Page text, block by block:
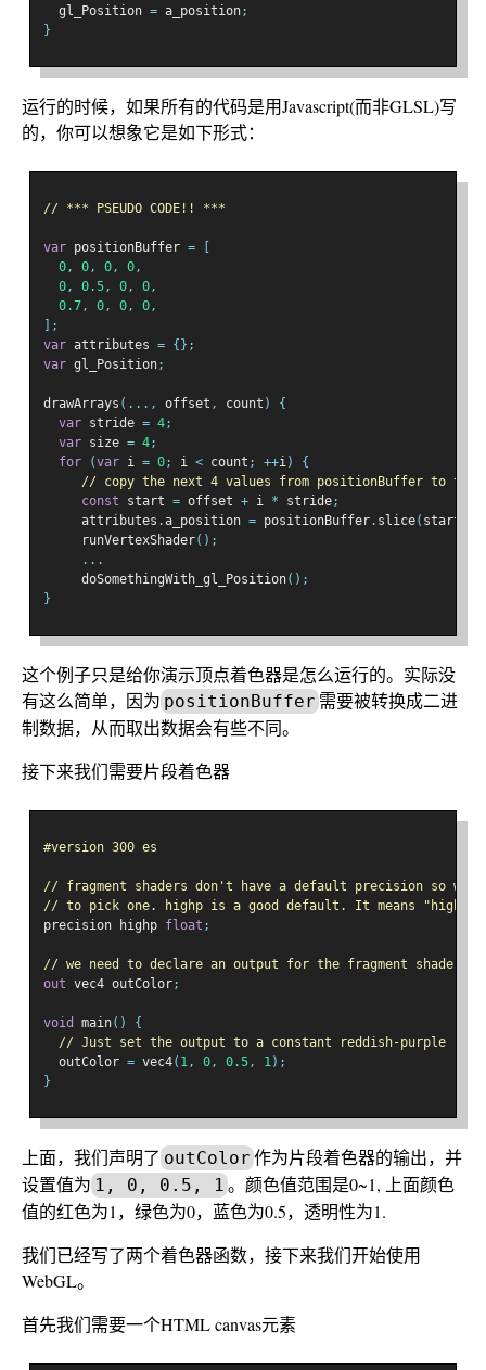
  gl_Position
= a_position;
}
运行的时候，如果所有的代码是用Javascript(而非GLSL)写
的，你可以想象它是如下形式：
// *** PSEUDO CODE!! ***
var positionBuffer =
0, 0, 0, 0,
0, 0.5, 0, 0,
0.7, 0, 0, 0,
];
var attributes = {};
var gl_Position;
drawArrays (..., offset , count )
{
var stride = 4;
var size = 4;
for
(var i = 0; i < count ; ++i)
{
// copy the next 4 values from positionBuffer to the
const start = offset + i * stride;
     attributes
.a_position = positionBuffer. slice( start
     runVertexShader
();
...
     doSomethingWith_gl_Position
();
}
这个例子只是给你演示顶点着色器是怎么运行的。实际没
有这么简单，因为 positionBuffer 需要被转换成二进
制数据，从而取出数据会有些不同。
接下来我们需要片段着色器
#version 300 es
// fragment shaders don't have a default precision so we
// to pick one. highp is a good default. It means "high
precision highp float ;
// we need to declare an output for the fragment shader
out vec4 outColor;
void main()
{
// Just set the output to a constant reddish-purple
  outColor
= vec4( 1, 0, 0.5, 1);
}
上面，我们声明了 outColor 作为片段着色器的输出，并
设置值为 1, 0, 0.5, 1 。颜色值范围是0~1, 上面颜色
值的红色为1，绿色为0，蓝色为0.5，透明性为1.
我们已经写了两个着色器函数，接下来我们开始使用
WebGL。
首先我们需要一个HTML canvas元素